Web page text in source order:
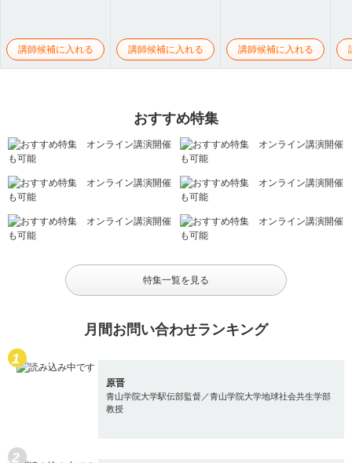
講師候補に入れる 講師候補に入れる 講師候補に入れる
おすすめ特集
特集一覧を見る
月間お問い合わせランキング
原晋
青山学院大学駅伝部監督／青山学院大学地球社会共生学部
教授